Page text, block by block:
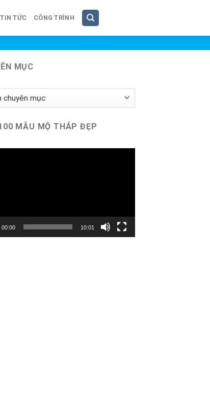
TIN TỨC CÔNG TRÌNH
MỤC
MẪU MỘ THÁP ĐẸP
00:00 10:01